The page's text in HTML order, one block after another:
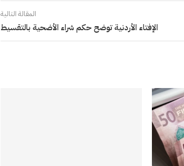
المقالة التالية
الإفتاء الأردنية توضح حكم شراء الأضحية بالتقسيط